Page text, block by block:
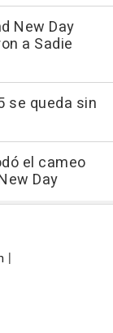
New Day
a Sadie
se queda sin
el cameo
Day
|